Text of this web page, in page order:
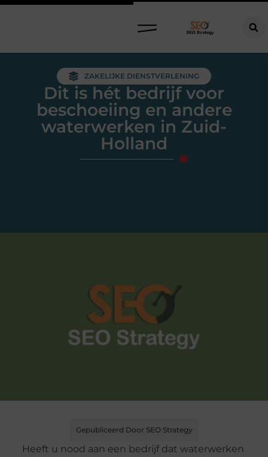
ZAKELIJKE DIENSTVERLENING
Dit is hét bedrijf voor
beschoeiing en andere
waterwerken in Zuid-
Holland
Gepubliceerd Door SEO Strategy
Heeft u nood aan een bedrijf dat waterwerken